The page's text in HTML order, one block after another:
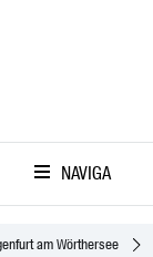
NAVIGA
am Wörthersee